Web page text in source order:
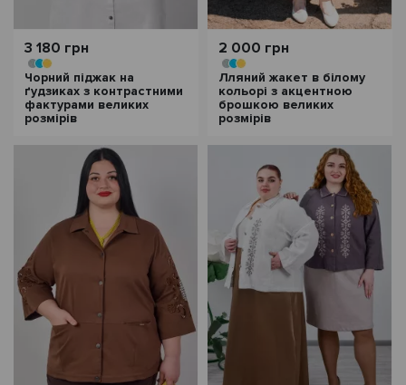
3 180 грн
Чорний піджак на
ґудзиках з контрастними
фактурами великих
розмірів
2 000 грн
Лляний жакет в білому
кольорі з акцентною
брошкою великих
розмірів